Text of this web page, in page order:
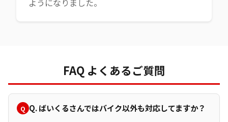
ようになりました。
FAQ よくあるご質問
Q. ばいくるさんではバイク以外も対応してますか？